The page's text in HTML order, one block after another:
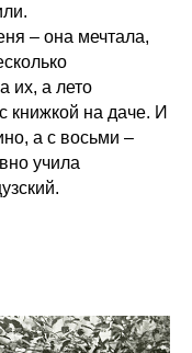
– она мечтала,
их, а лето
книжкой на даче. И
а с восьми –
учила